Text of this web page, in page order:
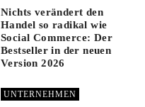
Nichts verändert den
Handel so radikal wie
Social Commerce: Der
Bestseller in der neuen
Version 2026
UNTERNEHMEN